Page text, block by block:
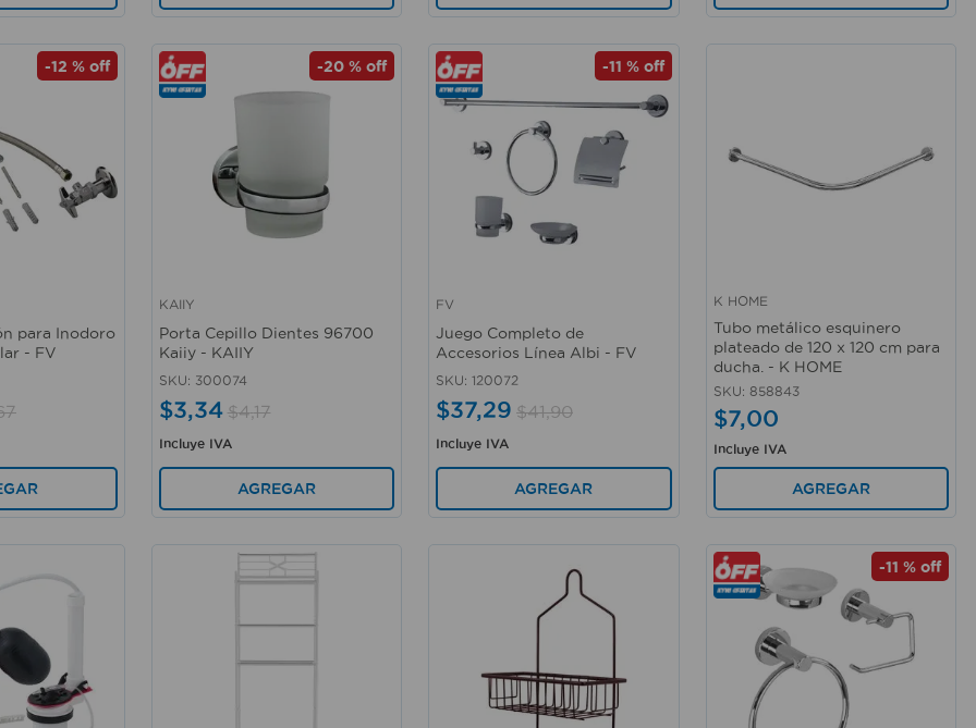
-12 %off
para Inodoro
- FV
-20 % off
Vista rápida
KAIIY
Porta Cepillo Dientes 96700
Kaiiy - KAIIY
SKU: 300074
$3,34 $4,17
Incluye IVA
AGREGAR
-11 %off
Vista rápida
FV
Juego Completo de
Accesorios Línea Albi - FV
SKU: 120072
$37,29 $41,90
Incluye IVA
AGREGAR
K HOME
Tubo metálico esquinero
plateado de 120 x 120 cm para
ducha. - K HOME
SKU: 858843
$7,00
Incluye IVA
AGREGAR
-11 % off